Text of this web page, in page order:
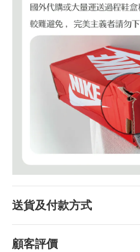
送貨及付款方式
顧客評價